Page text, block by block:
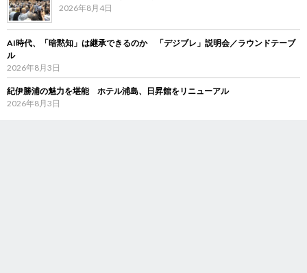
2026年8月4日
AI時代、「暗黙知」は継承できるのか 「デジブレ」説明会／ラウンドテーブ
ル
2026年8月3日
紀伊勝浦の魅力を堪能 ホテル浦島、日昇館をリニューアル
2026年8月3日